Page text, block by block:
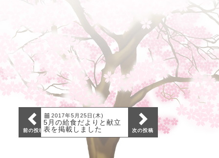
前の投稿
2017年2月28日(火)
3月の給食だよりと献立
表を掲載しました
次の投稿
2017年5月25日(木)
5月の給食だよりと献立
表を掲載しました